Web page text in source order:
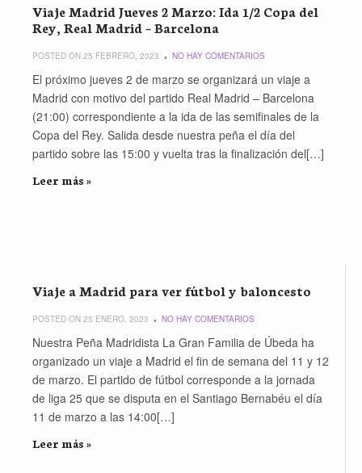
Viaje Madrid Jueves 2 Marzo: Ida 1/2 Copa del
Rey, Real Madrid – Barcelona
POSTED ON 25 FEBRERO, 2023 NO HAY COMENTARIOS
El próximo jueves 2 de marzo se organizará un viaje a
Madrid con motivo del partido Real Madrid – Barcelona
(21:00) correspondiente a la ida de las semifinales de la
Copa del Rey. Salida desde nuestra peña el día del
partido sobre las 15:00 y vuelta tras la finalización del[…]
Leer más »
Viaje a Madrid para ver fútbol y baloncesto
POSTED ON 25 ENERO, 2023 NO HAY COMENTARIOS
Nuestra Peña Madridista La Gran Familia de Úbeda ha
organizado un viaje a Madrid el fin de semana del 11 y 12
de marzo. El partido de fútbol corresponde a la jornada
de liga 25 que se disputa en el Santiago Bernabéu el día
11 de marzo a las 14:00[…]
Leer más »